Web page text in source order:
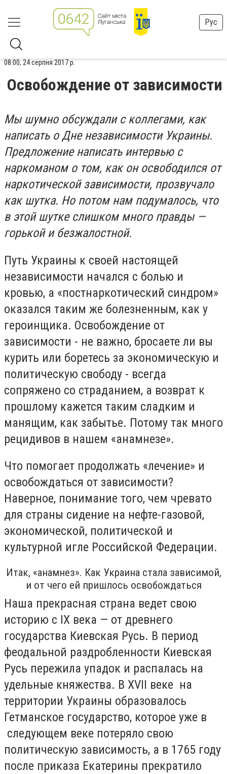
Рус
08:00, 24 серпня 2017 р.
Освобождение от зависимости
Мы шумно обсуждали с коллегами, как
написать о Дне независимости Украины.
Предложение написать интервью с
наркоманом о том, как он освободился от
наркотической зависимости, прозвучало
как шутка. Но потом нам подумалось, что
в этой шутке слишком много правды —
горькой и безжалостной.
Путь Украины к своей настоящей
независимости начался с болью и
кровью, а «постнаркотический синдром»
оказался таким же болезненным, как у
героинщика. Освобождение от
зависимости - не важно, бросаете ли вы
курить или боретесь за экономическую и
политическую свободу - всегда
сопряжено со страданием, а возврат к
прошлому кажется таким сладким и
манящим, как забытье. Потому так много
рецидивов в нашем «анамнезе».
Что помогает продолжать «лечение» и
освобождаться от зависимости?
Наверное, понимание того, чем чревато
для страны сидение на нефте-газовой,
экономической, политической и
культурной игле Российской Федерации.
Итак, «анамнез». Как Украина стала зависимой,
и от чего ей пришлось освобождаться
Наша прекрасная страна ведет свою
историю с IX века — от древнего
государства Киевская Русь. В период
феодальной раздробленности Киевская
Русь пережила упадок и распалась на
удельные княжества. В XVII веке на
территории Украины образовалось
Гетманское государство, которое уже в
следующем веке потеряло свою
политическую зависимость, а в 1765 году
после приказа Екатерины прекратило